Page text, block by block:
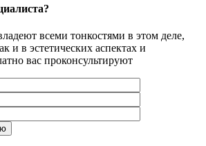
всеми тонкостями в этом деле,
и в эстетических аспектах и
вас проконсультируют